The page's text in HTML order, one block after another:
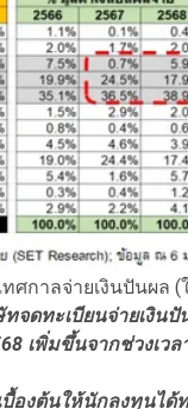
ศกาลจ่ายเงินปันผล
จดทะเบียนจ่ายเงิน
เพิ่มขึ้นจากช่วงเว
องต้นให้นักลงทุนได้